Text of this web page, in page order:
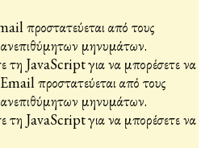
προστατεύεται από τους
μηνυμάτων.
τη JavaScript για να μπορέσετε να
προστατεύεται από τους
μηνυμάτων.
τη JavaScript για να μπορέσετε να